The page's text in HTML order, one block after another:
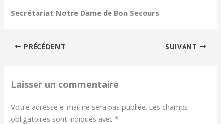
Secrétariat Notre Dame de Bon Secours
PRÉCÉDENT SUIVANT
Laisser un commentaire
Votre adresse e-mail ne sera pas publiée. Les champs
obligatoires sont indiqués avec*